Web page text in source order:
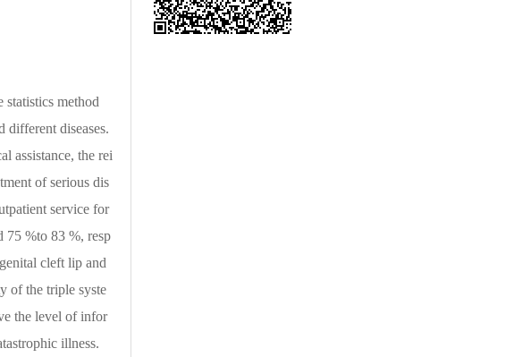
method
different diseases.
assistance, the rei
of serious dis
service for
75 %to 83 %, resp
cleft lip and
of the triple syste
the level of infor
illness.